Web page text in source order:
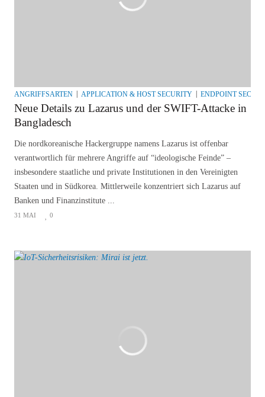
ANGRIFFSARTEN APPLICATION & HOST SECURITY ENDPOINT
Neue Details zu Lazarus und der SWIFT-Attacke in
Bangladesch
Die nordkoreanische Hackergruppe namens Lazarus ist offenbar
verantwortlich für mehrere Angriffe auf “ideologische Feinde” –
insbesondere staatliche und private Institutionen in den Vereinigten
Staaten und in Südkorea. Mittlerweile konzentriert sich Lazarus auf
Banken und Finanzinstitute ...
31 MAI 0